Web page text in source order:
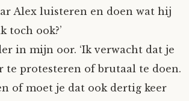
Alex luisteren en doen wat hij
toch ook?’
in mijn oor. ‘Ik verwacht dat je
te protesteren of brutaal te doen.
of moet je dat ook dertig keer